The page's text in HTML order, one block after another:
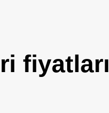
fiyatları